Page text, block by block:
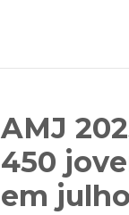
AMJ
450
em julho